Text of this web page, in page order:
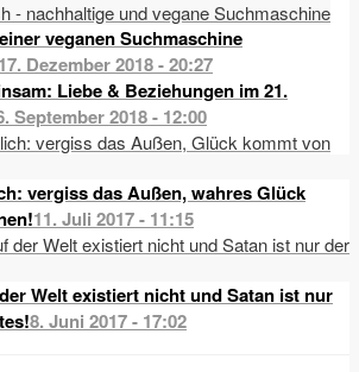
veganen Suchmaschine
17. Dezember 2018 - 20:27
Liebe & Beziehungen im 21.
September 2018 - 12:00
vergiss das Außen, wahres Glück
11. Juli 2017 - 11:15
Welt existiert nicht und Satan ist nur
8. Juni 2017 - 17:02